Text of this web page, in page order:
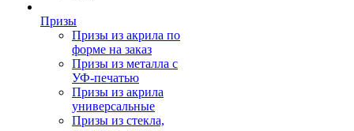
Призы
Призы из акрила по
форме на заказ
Призы из металла с
УФ-печатью
Призы из акрила
универсальные
Призы из стекла,